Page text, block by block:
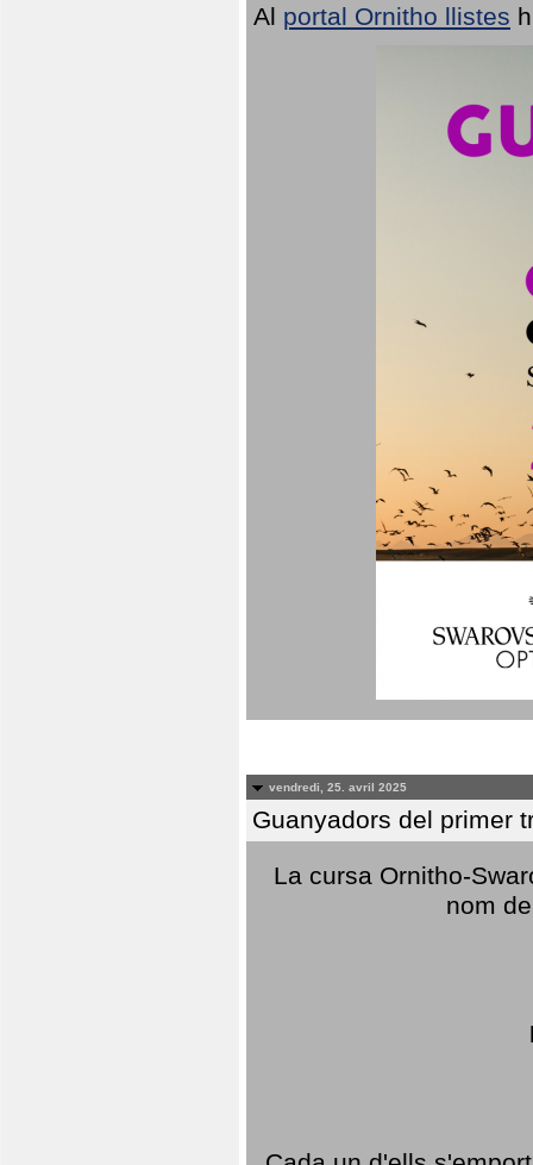
Al portal Ornitho llistes
vendredi, 25. avril 2025
Guanyadors del primer
La cursa Ornitho-
nom